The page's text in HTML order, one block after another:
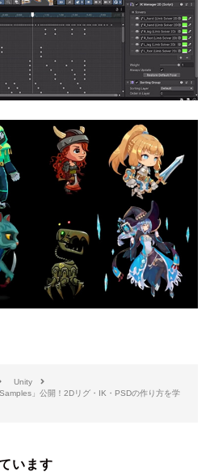
Unity
」公開！2Dリグ・IK・PSDの作り方を学
います